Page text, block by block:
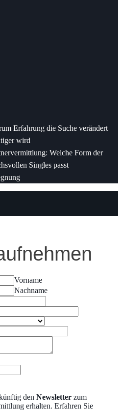
Erfahrung die Suche verändert
wird
Welche Form der
Singles passt
Vorname
Nachname
den Newsletter zum
erhalten. Erfahren Sie